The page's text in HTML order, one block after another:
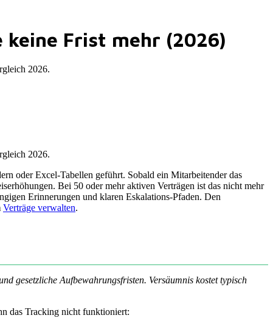
Frist mehr (2026)
2026.
2026.
oder Excel-Tabellen geführt. Sobald ein Mitarbeitender das
Bei 50 oder mehr aktiven Verträgen ist das nicht mehr
Erinnerungen und klaren Eskalations-Pfaden. Den
Verträge verwalten.
gesetzliche Aufbewahrungsfristen. Versäumnis kostet typisch
das Tracking nicht funktioniert: